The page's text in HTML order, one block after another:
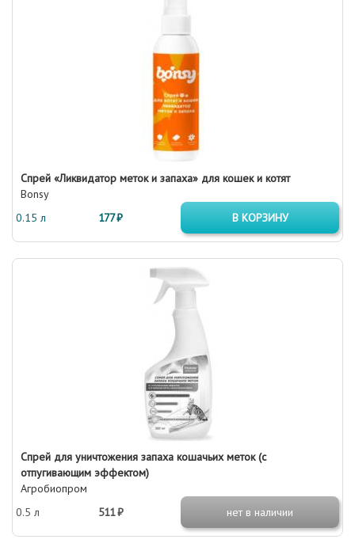
Спрей «Ликвидатор меток и запаха» для кошек и котят
Bonsy
0.15 л
177 ₽ В КОРЗИНУ
Спрей для уничтожения запаха кошачьих меток (с
отпугивающим эффектом)
Агробиопром
0.5 л
511 ₽ нет в наличии